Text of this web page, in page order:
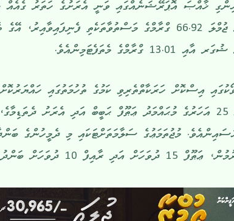
ޚާއްޞަ އޮޕަރޭޝަނެއްގައި ވަނީ އެރަށުގެ ހަތަރު ގެއެއް
ގްރާމްގެ މެތަފެޓަމިންއެވެ.
އިސްކޮށް ހަރަކާތްތެރިވި ކަމުގެ ތުހުމަތުގައި
މުޖުތަމަޢުގެ ސަލާމަތަށްޓަކައި މި ދެމީހުންގެ
10 ދުވަހަށް ބަންދުކުރުމަށް ކޯޓުން ވަނީ އަމުރުކޮށްފައެވެ.